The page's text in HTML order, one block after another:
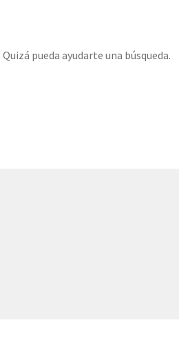
pueda ayudarte una búsqueda.